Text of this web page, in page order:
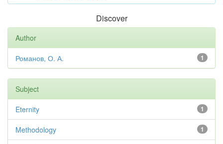
Discover
Author
1
Романов, О. А.
Subject
1
Eternity
1
Methodology